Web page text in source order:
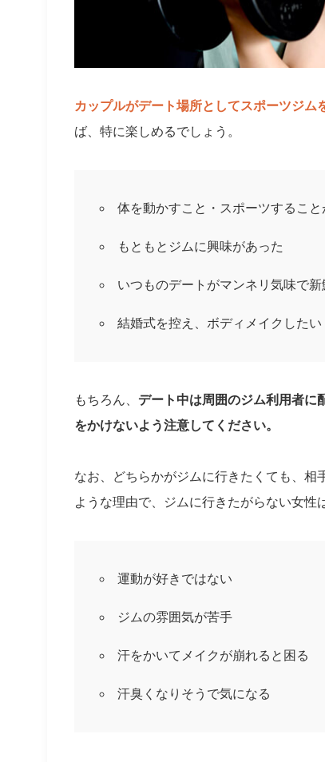
カップルがデート場所としてスポーツジム
ば、特に楽しめるでしょう。
体を動かすこと・スポーツすること
もともとジムに興味があった
いつものデートがマンネリ気味で
結婚式を控え、ボディメイクしたい
もちろん、 デート中は周囲のジム利用者に
をかけないよう注意してください。
なお、どちらかがジムに行きたくても、
ような理由で、ジムに行きたがらない女性
運動が好きではない
ジムの雰囲気が苦手
汗をかいてメイクが崩れると困る
汗臭くなりそうで気になる